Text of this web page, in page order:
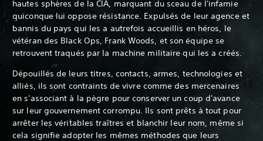
hautes sphères de la CIA, marquant du sceau de l'infamie
quiconque lui oppose résistance. Expulsés de leur agence et
bannis du pays qui les a autrefois accueillis en héros, le
vétéran des Black Ops, Frank Woods, et son équipe se
retrouvent traqués par la machine militaire qui les a créés.
Dépouillés de leurs titres, contacts, armes, technologies et
alliés, ils sont contraints de vivre comme des mercenaires
en s'associant à la pègre pour conserver un coup d'avance
sur leur gouvernement corrompu. Ils sont prêts à tout pour
arrêter les véritables traîtres et blanchir leur nom, même si
cela signifie adopter les mêmes méthodes que leurs